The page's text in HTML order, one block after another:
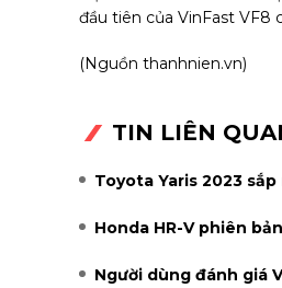
đầu tiên của VinFast VF8
(Nguồn thanhnien.vn)
TIN LIÊN
Toyota Yaris 2023
Honda HR-V phiên
Người dùng đánh giá